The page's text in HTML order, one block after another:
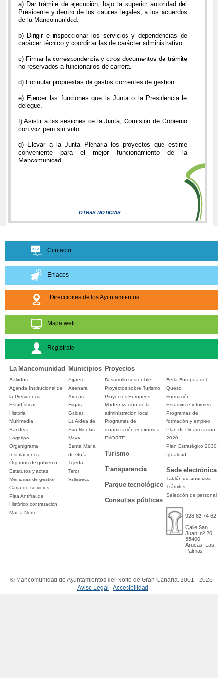
a) Dar trámite de ejecución, bajo la superior autoridad del
Presidente y dentro de los cauces legales, a los acuerdos
de la Mancomunidad.
b) Dirigir e inspeccionar los servicios y dependencias de
carácter técnico y coordinar las de carácter administrativo.
c) Firmar la correspondencia y otros documentos de trámite
no reservados a funcionarios de carrera.
d) Formular propuestas de gastos corrientes de gestión.
e) Ejercer las funciones que la Junta o la Presidencia le
delegue.
f) Asistir a las sesiones de la Junta, Comisión de Gobierno
con voz pero sin voto.
g) Elevar a la Junta Plenaria los proyectos que estime
conveniente para el mejor funcionamiento de la
Mancomunidad.
OTRAS NOTICIAS ...
Contacto
Enlaces
Direcciones de los Ayuntamientos
Mapa web
Regístrate
La Mancomunidad Municipios Proyectos
Saludos
Agenda Institucional de
la Presidencia
Estadísticas
Historia
Multimedia
Bandera
Logotipo
Organigrama
Instalaciones
Órganos de gobierno
Estatutos y actas
Memorias de gestión
Carta de servicios
Plan Antifraude
Histórico contratación
Marca Norte
Agaete
Artenara
Arucas
Firgas
Gáldar
La Aldea de
San Nicolás
Moya
Santa María
de Guía
Tejeda
Teror
Valleseco
Desarrollo sostenible
Proyectos sobre Turismo
Proyectos Europeos
Modernización de la
administración local
Programas de
dinamización económica
ENORTE
Turismo
Transparencia
Parque tecnológico
Consultas públicas
Feria Europea del
Queso
Formación
Estudios e informes
Programas de
formación y empleo
Plan de Dinamización
2020
Plan Estratégico 2030
Igualdad
Sede electrónica
Tablón de anuncios
Trámites
Selección de personal
928 62 74 62
Calle San
Juan, nº 20,
35400
Arucas, Las
Palmas
© Mancomunidad de Ayuntamientos del Norte de Gran Canaria. 2001 - 2026 -
Aviso Legal -Accesibilidad